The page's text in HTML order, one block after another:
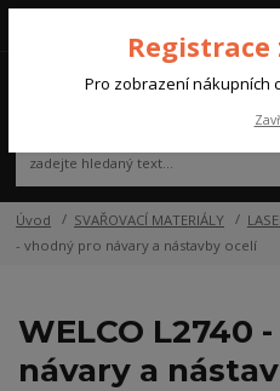
(Po-Pá, 07:00-15:30 hod.)
Úvod SVAŘOVACÍ MATERIÁLY
- vhodný pro návary a nástavby ocelí
WELCO L2740
návary a
Pro zobrazení nákupních